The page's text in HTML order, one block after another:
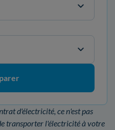
d'électricité, ce n'est pas
transporter l'électricité à votre